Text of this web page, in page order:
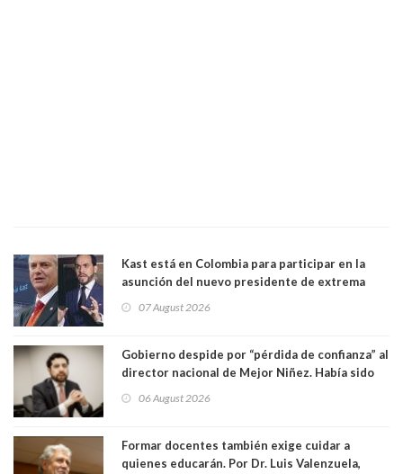
Kast está en Colombia para participar en la
asunción del nuevo presidente de extrema
07 August 2026
Gobierno despide por “pérdida de confianza” al
director nacional de Mejor Niñez. Había sido
06 August 2026
Formar docentes también exige cuidar a
quienes educarán. Por Dr. Luis Valenzuela,